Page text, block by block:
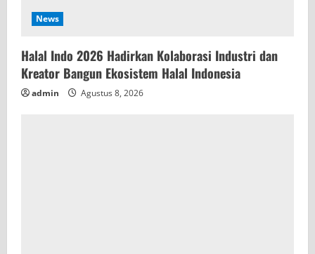
News
Halal Indo 2026 Hadirkan Kolaborasi Industri dan
Kreator Bangun Ekosistem Halal Indonesia
admin Agustus 8, 2026